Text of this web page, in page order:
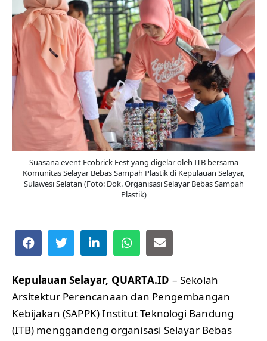
Suasana event Ecobrick Fest yang digelar oleh ITB bersama
Komunitas Selayar Bebas Sampah Plastik di Kepulauan Selayar,
Sulawesi Selatan (Foto: Dok. Organisasi Selayar Bebas Sampah
Plastik)
Kepulauan Selayar, QUARTA.ID – Sekolah
Arsitektur Perencanaan dan Pengembangan
Kebijakan (SAPPK) Institut Teknologi Bandung
(ITB) menggandeng organisasi Selayar Bebas